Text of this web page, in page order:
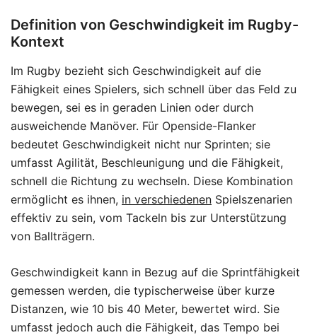
Definition von Geschwindigkeit im Rugby-
Kontext
Im Rugby bezieht sich Geschwindigkeit auf die
Fähigkeit eines Spielers, sich schnell über das Feld zu
bewegen, sei es in geraden Linien oder durch
ausweichende Manöver. Für Openside-Flanker
bedeutet Geschwindigkeit nicht nur Sprinten; sie
umfasst Agilität, Beschleunigung und die Fähigkeit,
schnell die Richtung zu wechseln. Diese Kombination
ermöglicht es ihnen, in verschiedenen Spielszenarien
effektiv zu sein, vom Tackeln bis zur Unterstützung
von Ballträgern.
Geschwindigkeit kann in Bezug auf die Sprintfähigkeit
gemessen werden, die typischerweise über kurze
Distanzen, wie 10 bis 40 Meter, bewertet wird. Sie
umfasst jedoch auch die Fähigkeit, das Tempo bei